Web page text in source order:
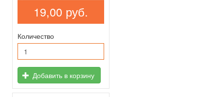
19,00 руб.
Количество
Добавить в корзину